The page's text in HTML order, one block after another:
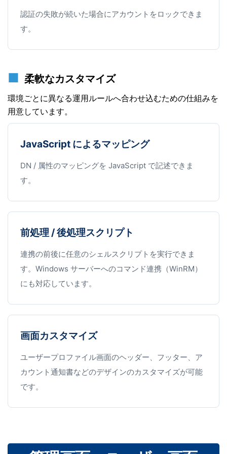
認証の失敗が続いた場合にアカウントをロックできま
す。
柔軟なカスタマイズ
環境ごとに異なる運用ルールへ合わせ込むための仕組みを
用意しています。
JavaScript によるマッピング
DN / 属性のマッピングを JavaScript で記述できま
す。
前処理 / 後処理スクリプト
連携の前後に任意のシェルスクリプトを実行できま
す。Windows サーバーへのコマンド連携（WinRM）
にも対応しています。
画面カスタマイズ
ユーザープロファイル画面のヘッダー、フッター、ア
カウント通知書などのデザインのカスタマイズが可能
です。